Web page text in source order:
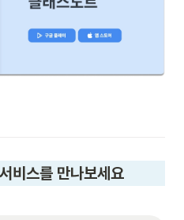
비스를 만나보세요